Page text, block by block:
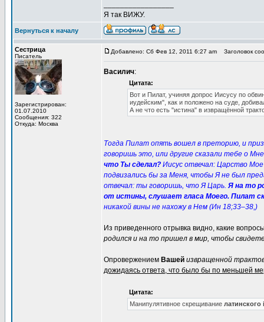
Я так ВИЖУ.
Вернуться к началу
Сестрица
Писатель
Зарегистрирован:
01.07.2010
Сообщения: 322
Откуда: Москва
Добавлено: Сб Фев 12, 2011 6:27 am Заголовок
Василич:
Цитата:
Вот и Пилат, учиняя допрос Иисусу по
иудейским", как и положено на суде,
А не что есть "истина" в извращённой
Тогда Пилат опять вошел в преторию, и
говоришь это, или другие сказали тебе о
что Ты сделал? Иисус отвечал: Царство
подвизались бы за Меня, чтобы Я не был
отвечал: ты говоришь, что Я Царь. Я на то
от истины, слушает гласа Моего. Пилат
никакой вины не нахожу в Нем (Ин 18;33–38,)
Из приведенного отрывка видно, какие
родился и на то пришел в мир, чтобы
Опровержением Вашей извращенной
дожидаясь ответа, что было бы по меньшей
Цитата:
Манипулятивное скрещивание латинского